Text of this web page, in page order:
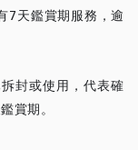
7天鑑賞期服務，逾
封或使用，代表確
賞期。